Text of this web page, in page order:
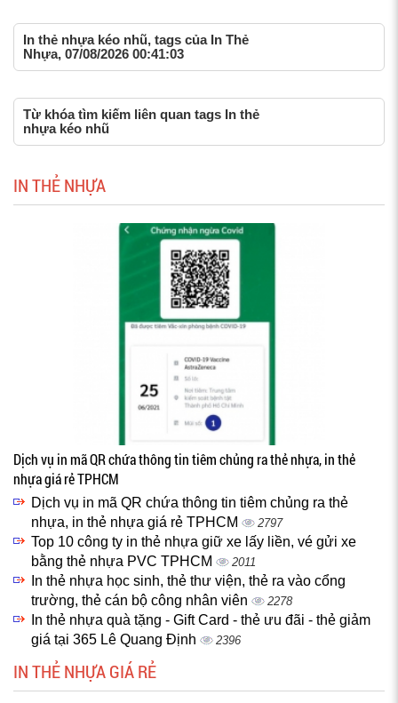
In thẻ nhựa kéo nhũ, tags của In Thẻ
Nhựa, 07/08/2026 00:41:03
Từ khóa tìm kiếm liên quan tags In thẻ
nhựa kéo nhũ
IN THẺ NHỰA
Dịch vụ in mã QR chứa thông tin tiêm chủng ra thẻ nhựa, in thẻ
nhựa giá rẻ TPHCM
Dịch vụ in mã QR chứa thông tin tiêm chủng ra thẻ
nhựa, in thẻ nhựa giá rẻ TPHCM
2797
Top 10 công ty in thẻ nhựa giữ xe lấy liền, vé gửi xe
bằng thẻ nhựa PVC TPHCM
2011
In thẻ nhựa học sinh, thẻ thư viện, thẻ ra vào cổng
trường, thẻ cán bộ công nhân viên
2278
In thẻ nhựa quà tặng - Gift Card - thẻ ưu đãi - thẻ giảm
giá tại 365 Lê Quang Định
2396
IN THẺ NHỰA GIÁ RẺ